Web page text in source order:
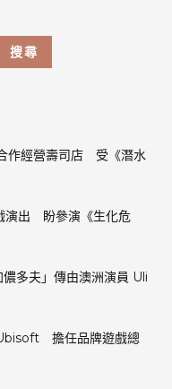
搜尋
作經營壽司店 受《潛水
演出 盼參演《生化危
儂多夫」傳由澳洲演員 Uli
擔任品牌遊戲總